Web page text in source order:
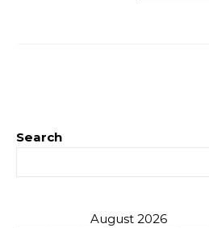
Search
August 2026